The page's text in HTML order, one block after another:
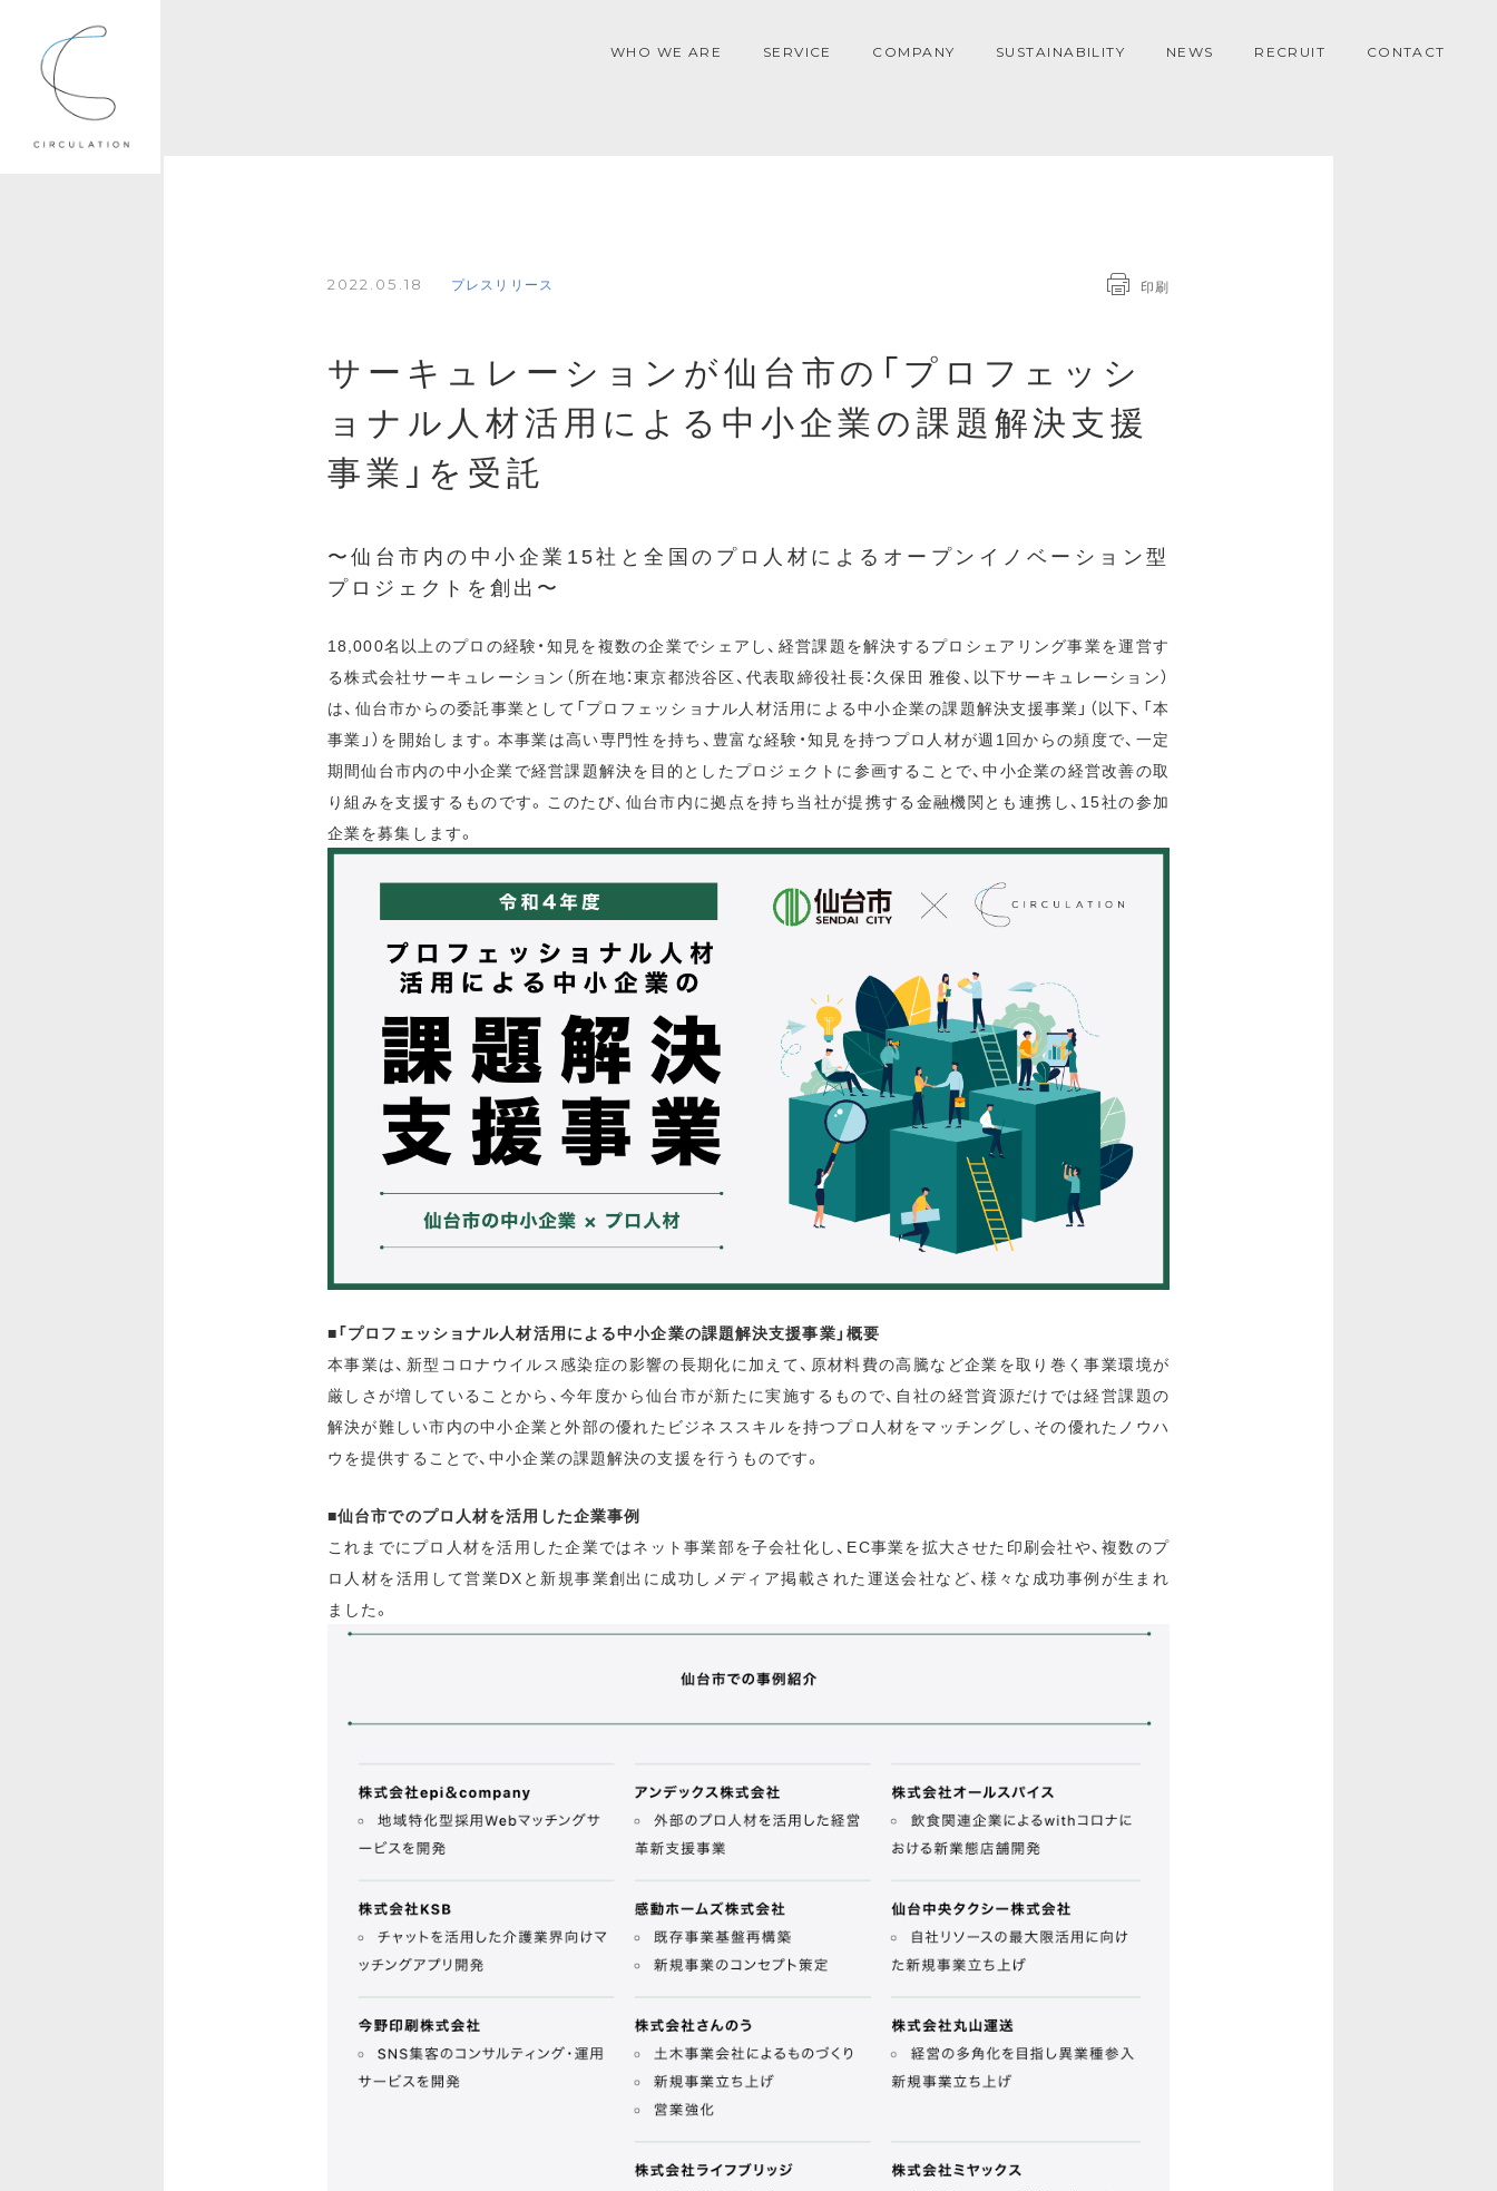
WHO WE ARE SERVICE COMPANY SUSTAINABILITY NEWS RECRUIT CONTACT
2022.05.18 プレスリリース 印刷
サーキュレーションが仙台市の「プロフェッシ
ョナル人材活用による中小企業の課題解決支援
事業」を受託
〜仙台市内の中小企業15社と全国のプロ人材によるオープンイノベーション型
プロジェクトを創出〜
18,000名以上のプロの経験・知見を複数の企業でシェアし、経営課題を解決するプロシェアリング事業を運営す
る株式会社サーキュレーション（所在地：東京都渋谷区、代表取締役社長：久保田 雅俊、以下サーキュレーション）
は、仙台市からの委託事業として「プロフェッショナル人材活用による中小企業の課題解決支援事業」（以下、「本
事業」）を開始します。本事業は高い専門性を持ち、豊富な経験・知見を持つプロ人材が週1回からの頻度で、一定
期間仙台市内の中小企業で経営課題解決を目的としたプロジェクトに参画することで、中小企業の経営改善の取
り組みを支援するものです。このたび、仙台市内に拠点を持ち当社が提携する金融機関とも連携し、15社の参加
企業を募集します。
■「プロフェッショナル人材活用による中小企業の課題解決支援事業」概要
本事業は、新型コロナウイルス感染症の影響の長期化に加えて、原材料費の高騰など企業を取り巻く事業環境が
厳しさが増していることから、今年度から仙台市が新たに実施するもので、自社の経営資源だけでは経営課題の
解決が難しい市内の中小企業と外部の優れたビジネススキルを持つプロ人材をマッチングし、その優れたノウハ
ウを提供することで、中小企業の課題解決の支援を行うものです。
■仙台市でのプロ人材を活用した企業事例
これまでにプロ人材を活用した企業ではネット事業部を子会社化し、EC事業を拡大させた印刷会社や、複数のプ
ロ人材を活用して営業DXと新規事業創出に成功しメディア掲載された運送会社など、様々な成功事例が生まれ
ました。